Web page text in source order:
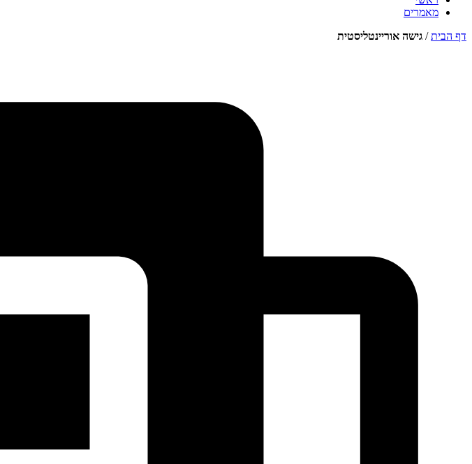
מאמרים
דף הבית/ גישה אוריינטליסטית